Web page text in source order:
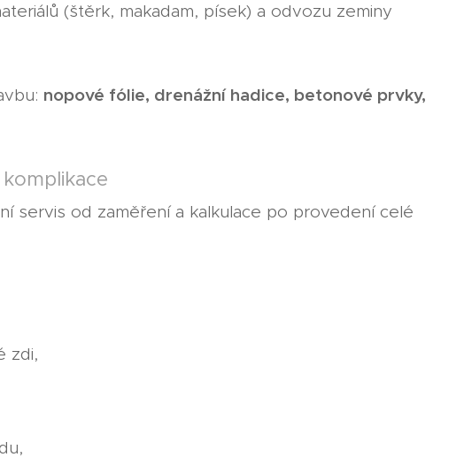
(štěrk, makadam, písek) a odvozu zeminy
nopové fólie, drenážní hadice, betonové prvky,
servis od zaměření a kalkulace po provedení celé
zdi,